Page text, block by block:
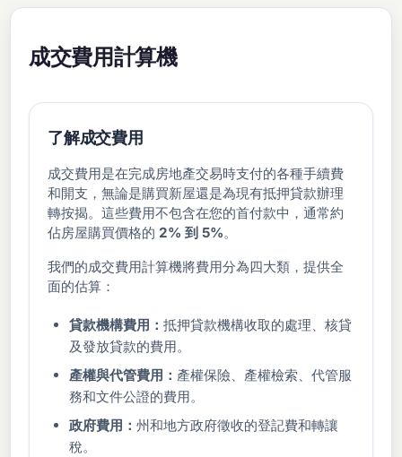
成交費用計算機
了解成交費用
成交費用是在完成房地產交易時支付的各種手續費
和開支，無論是購買新屋還是為現有抵押貸款辦理
轉按揭。這些費用不包含在您的首付款中，通常約
佔房屋購買價格的 2% 到 5%。
我們的成交費用計算機將費用分為四大類，提供全
面的估算：
貸款機構費用：抵押貸款機構收取的處理、核貸
及發放貸款的費用。
產權與代管費用： 產權保險、產權檢索、代管服
務和文件公證的費用。
政府費用：州和地方政府徵收的登記費和轉讓
稅。